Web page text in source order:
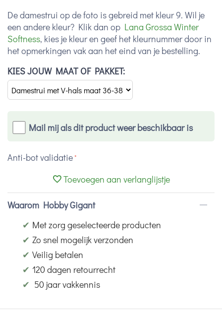
De damestrui op de foto is gebreid met kleur 9. Wil je
een andere kleur? Klik dan op Lana Grossa Winter
Softness, kies je kleur en geef het kleurnummer door in
het opmerkingen vak aan het eind van je bestelling.
KIES JOUW MAAT OF PAKKET:
Mail mij als dit product weer beschikbaar is
Anti-bot validatie
Toevoegen aan verlanglijstje
Waarom Hobby Gigant
✔ Met zorg geselecteerde producten
✔ Zo snel mogelijk verzonden
✔ Veilig betalen
✔ 120 dagen retourrecht
✔ 50 jaar vakkennis